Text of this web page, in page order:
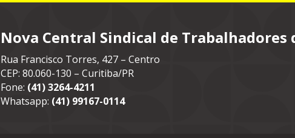
Nova Central Sindical de Trabalhadores
Rua Francisco Torres, 427 – Centro
CEP: 80.060-130 – Curitiba/PR
Fone: (41) 3264-4211
Whatsapp: (41) 99167-0114